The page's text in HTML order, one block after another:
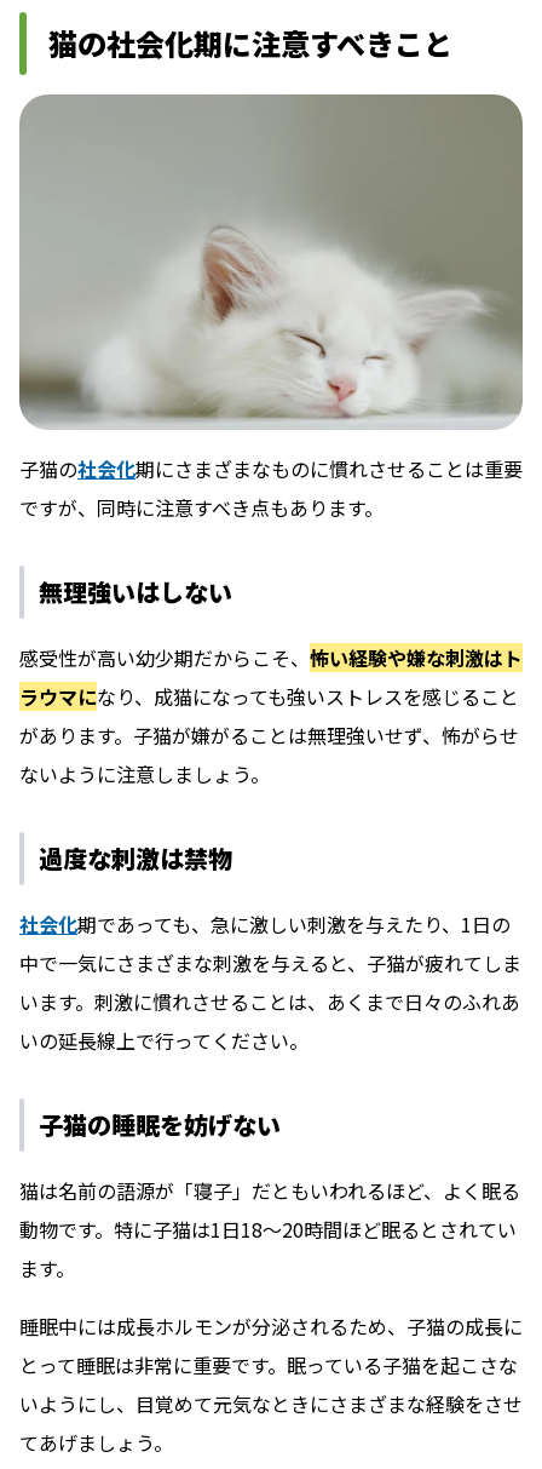
猫の社会化期に注意すべきこと
子猫の社会化期にさまざまなものに慣れさせることは重要
ですが、同時に注意すべき点もあります。
無理強いはしない
感受性が高い幼少期だからこそ、 怖い経験や嫌な刺激はト
ラウマになり、成猫になっても強いストレスを感じること
があります。子猫が嫌がることは無理強いせず、怖がらせ
ないように注意しましょう。
過度な刺激は禁物
社会化期であっても、急に激しい刺激を与えたり、1日の
中で一気にさまざまな刺激を与えると、子猫が疲れてしま
います。刺激に慣れさせることは、あくまで日々のふれあ
いの延長線上で行ってください。
子猫の睡眠を妨げない
猫は名前の語源が「寝子」だともいわれるほど、よく眠る
動物です。特に子猫は1日18〜20時間ほど眠るとされてい
ます。
睡眠中には成長ホルモンが分泌されるため、子猫の成長に
とって睡眠は非常に重要です。眠っている子猫を起こさな
いようにし、目覚めて元気なときにさまざまな経験をさせ
てあげましょう。